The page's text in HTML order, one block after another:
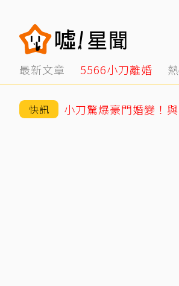
最新文章 5566小刀離婚
快訊